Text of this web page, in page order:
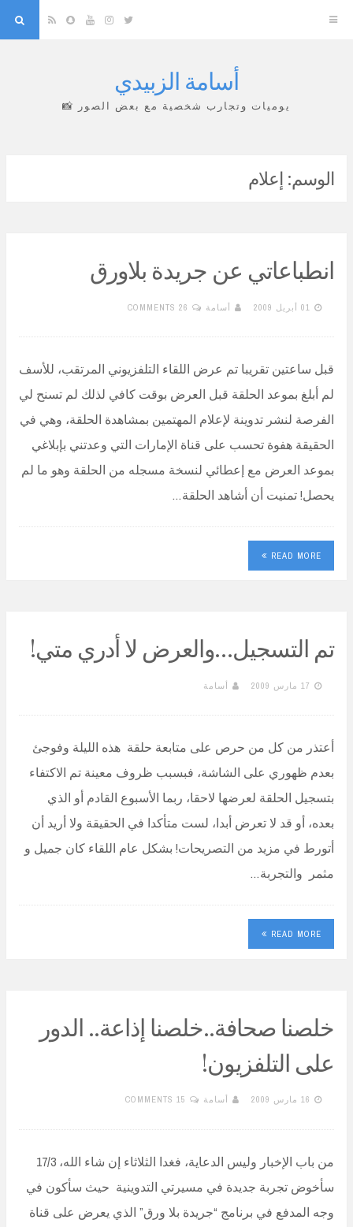
Twitter
Instagram
YouTube
Snapchat
RSS
أسامة الزبيدي
يوميات وتجارب شخصية مع بعض الصور 📸
الوسم: إعلام
انطباعاتي عن جريدة بلاورق
01 أبريل 2009 أسامة 26 COMMENTS
قبل ساعتين تقريبا تم عرض اللقاء التلفزيوني المرتقب، للأسف
لم أبلغ بموعد الحلقة قبل العرض بوقت كافي لذلك لم تسنح لي
الفرصة لنشر تدوينة لإعلام المهتمين بمشاهدة الحلقة، وهي في
الحقيقة هفوة تحسب على قناة الإمارات التي وعدتني بإبلاغي
بموعد العرض مع إعطائي لنسخة مسجله من الحلقة وهو ما لم
يحصل! تمنيت أن أشاهد الحلقة…
READ MORE
تم التسجيل…والعرض لا أدري متي!
17 مارس 2009 أسامة
أعتذر من كل من حرص على متابعة حلقة هذه الليلة وفوجئ
بعدم ظهوري على الشاشة، فبسبب ظروف معينة تم الاكتفاء
بتسجيل الحلقة لعرضها لاحقا، ربما الأسبوع القادم أو الذي
بعده، أو قد لا تعرض أبدا، لست متأكدا في الحقيقة ولا أريد أن
أتورط في مزيد من التصريحات! بشكل عام اللقاء كان جميل و
مثمر والتجربة…
READ MORE
خلصنا صحافة..خلصنا إذاعة.. الدور
على التلفزيون!
16 مارس 2009 أسامة 15 COMMENTS
من باب الإخبار وليس الدعاية، فغدا الثلاثاء إن شاء الله، 17/3
سأخوض تجربة جديدة في مسيرتي التدوينية حيث سأكون في
وجه المدفع في برنامج “جريدة بلا ورق” الذي يعرض على قناة